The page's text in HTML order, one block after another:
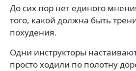
До сих пор нет единого
того, какой должна быть
похудения.
Одни инструкторы
просто ходили по полотну